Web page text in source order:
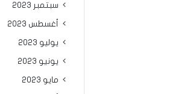
سبتمبر 2023
أغسطس 2023
يوليو 2023
يونيو 2023
مايو 2023